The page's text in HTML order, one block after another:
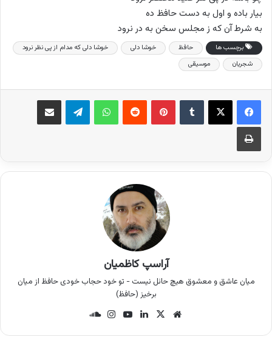
بیار باده و اول به دست حافظ ده
به شرط آن که ز مجلس سخن به در نرود
برچسب ها حافظ خوشا دلی
خوشا دلی که مدام از پی نظر نرود
شجریان
موسیقی
فیس بوک X ‫پین‌ترست ‫رددیت واتس آپ تلگرام
چاپ
آراسپ کاظمیان
میان عاشق و معشوق هیچ حائل نیست - تو خود حجاب خودی حافظ از میان
برخیز (حافظ)
وب
X
لینک یوتی این